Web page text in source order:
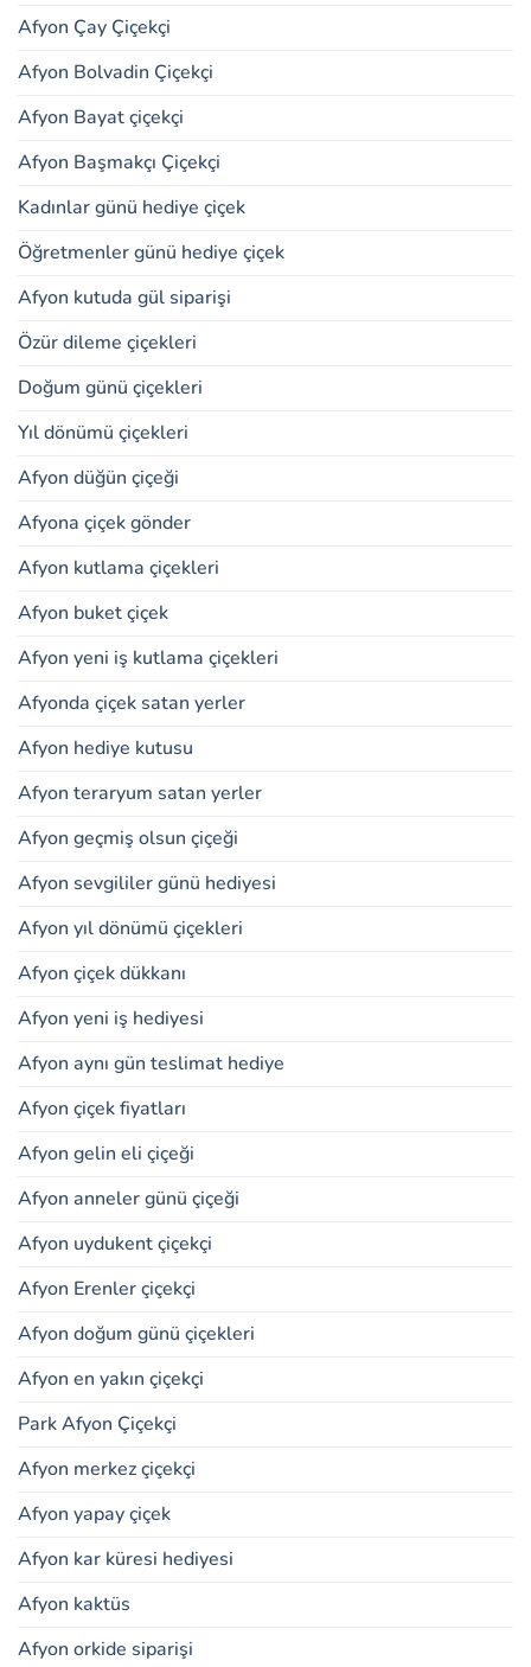
Afyon Çay Çiçekçi
Afyon Bolvadin Çiçekçi
Afyon Bayat çiçekçi
Afyon Başmakçı Çiçekçi
Kadınlar günü hediye çiçek
Öğretmenler günü hediye çiçek
Afyon kutuda gül siparişi
Özür dileme çiçekleri
Doğum günü çiçekleri
Yıl dönümü çiçekleri
Afyon düğün çiçeği
Afyona çiçek gönder
Afyon kutlama çiçekleri
Afyon buket çiçek
Afyon yeni iş kutlama çiçekleri
Afyonda çiçek satan yerler
Afyon hediye kutusu
Afyon teraryum satan yerler
Afyon geçmiş olsun çiçeği
Afyon sevgililer günü hediyesi
Afyon yıl dönümü çiçekleri
Afyon çiçek dükkanı
Afyon yeni iş hediyesi
Afyon aynı gün teslimat hediye
Afyon çiçek fiyatları
Afyon gelin eli çiçeği
Afyon anneler günü çiçeği
Afyon uydukent çiçekçi
Afyon Erenler çiçekçi
Afyon doğum günü çiçekleri
Afyon en yakın çiçekçi
Park Afyon Çiçekçi
Afyon merkez çiçekçi
Afyon yapay çiçek
Afyon kar küresi hediyesi
Afyon kaktüs
Afyon orkide siparişi